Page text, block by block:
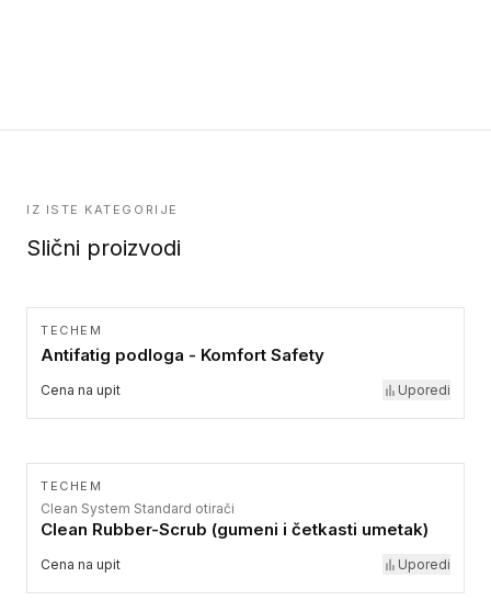
IZ ISTE KATEGORIJE
Slični proizvodi
TECHEM
Antifatig podloga - Komfort Safety
Cena na upit Uporedi
TECHEM
Clean System Standard otirači
Clean Rubber-Scrub (gumeni i četkasti umetak)
Cena na upit Uporedi